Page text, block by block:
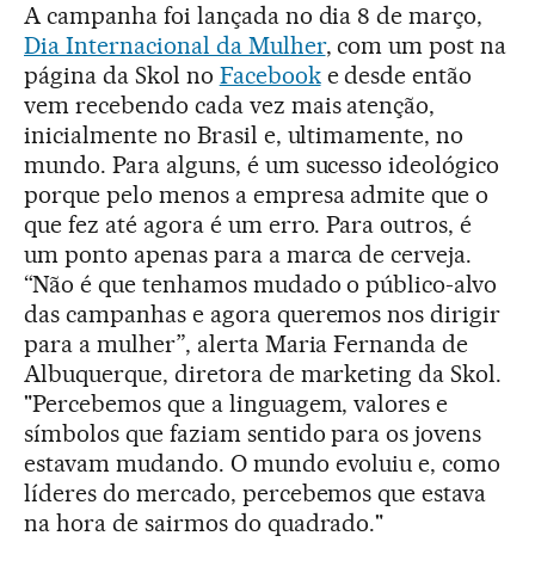
A campanha foi lançada no dia 8 de março,
Dia Internacional da Mulher, com um post na
página da Skol no Facebooke desde então
vem recebendo cada vez mais atenção,
inicialmente no Brasil e, ultimamente, no
mundo. Para alguns, é um sucesso ideológico
porque pelo menos a empresa admite que o
que fez até agora é um erro. Para outros, é
um ponto apenas para a marca de cerveja.
“Não é que tenhamos mudado o público-alvo
das campanhas e agora queremos nos dirigir
para a mulher”, alerta Maria Fernanda de
Albuquerque, diretora de marketing da Skol.
"Percebemos que a linguagem, valores e
símbolos que faziam sentido para os jovens
estavam mudando. O mundo evoluiu e, como
líderes do mercado, percebemos que estava
na hora de sairmos do quadrado."